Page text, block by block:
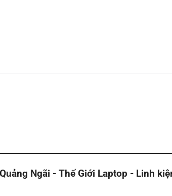
Ngãi - Thế Giới Laptop - Linh